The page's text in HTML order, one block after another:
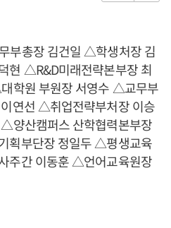
부총장 김건일 △학생처장 김
현 △R&D미래전략본부장 최
학원 부원장 서영수 △교무부
연선 △취업전략부처장 이승
양산캠퍼스 산학협력본부장
획부단장 정일두 △평생교육
주간 이동훈 △언어교육원장